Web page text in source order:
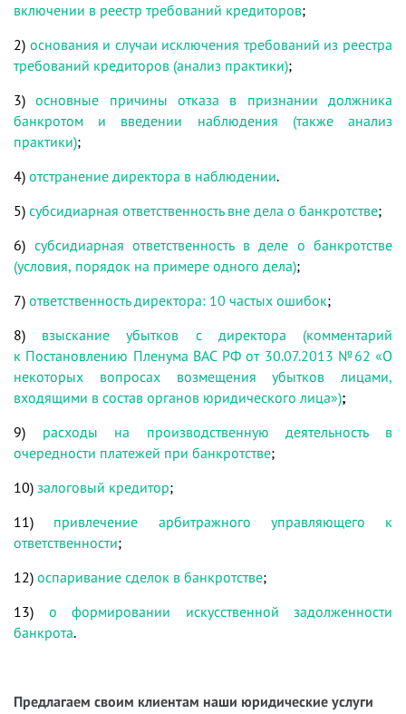
включении в реестр требований кредиторов;
2) основания и случаи исключения требований из реестра
требований кредиторов (анализ практики);
3) основные причины отказа в признании должника
банкротом и введении наблюдения (также анализ
практики);
4) отстранение директора в наблюдении.
5) субсидиарная ответственность вне дела о банкротстве;
6) субсидиарная ответственность в деле о банкротстве
(условия, порядок на примере одного дела);
7) ответственность директора: 10 частых ошибок;
8) взыскание убытков с директора (комментарий
к Постановлению Пленума ВАС РФ от 30.07.2013 №62 «О
некоторых вопросах возмещения убытков лицами,
входящими в состав органов юридического лица»);
9)
расходы на производственную деятельность в
очередности платежей при банкротстве;
10) залоговый кредитор;
11)
привлечение арбитражного управляющего к
ответственности;
12) оспаривание сделок в банкротстве;
13)
о формировании искусственной задолженности
банкрота.
Предлагаем своим клиентам наши юридические услуги